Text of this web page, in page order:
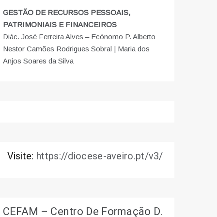
GESTÃO DE RECURSOS PESSOAIS,
PATRIMONIAIS E FINANCEIROS
Diác. José Ferreira Alves – Ecónomo P. Alberto
Nestor Camões Rodrigues Sobral | Maria dos
Anjos Soares da Silva
Visite: https://diocese-aveiro.pt/v3/
CEFAM – Centro De Formação D.